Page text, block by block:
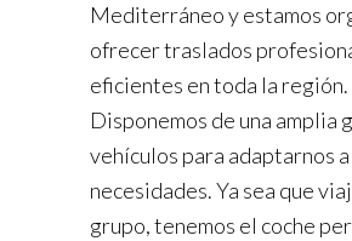
Mediterráneo y estamos
ofrecer traslados
eficientes en toda la región.
Disponemos de una amplia
vehículos para adaptarnos
necesidades. Ya sea que
grupo, tenemos el coche